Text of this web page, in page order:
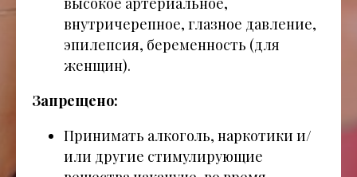
внутричерепное, глазное давление,
эпилепсия, беременность (для
женщин).
Запрещено:
Принимать алкоголь, наркотики и/
или другие стимулирующие